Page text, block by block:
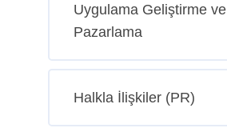
Uygulama Geliştirme ve
Pazarlama
Halkla İlişkiler (PR)